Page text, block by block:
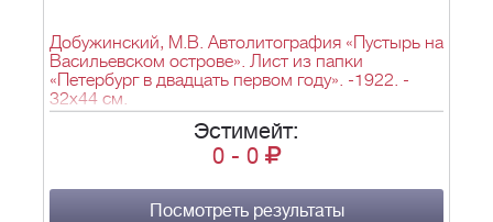
Добужинский, М.В. Автолитография «Пустырь на
Васильевском острове». Лист из папки
«Петербург в двадцать первом году». -1922. -
32х44 см.
Эстимейт:
0 - 0
Посмотреть результаты